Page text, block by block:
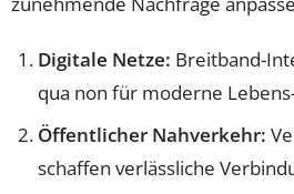
Digitale Netze: Breitband-
qua non für moderne
Öffentlicher Nahverkehr:
schaffen verlässliche